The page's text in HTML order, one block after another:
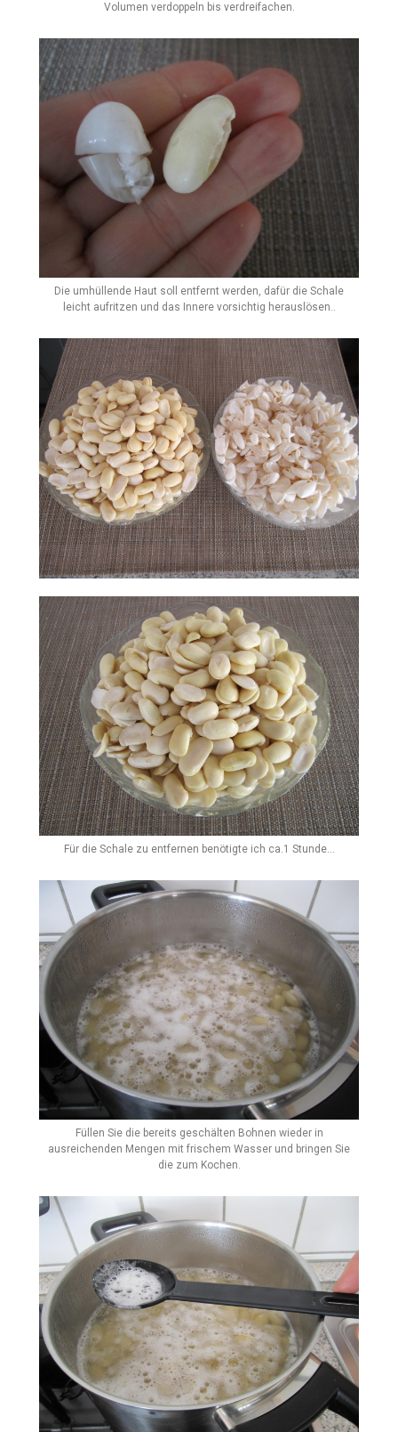
Volumen verdoppeln bis verdreifachen.
Die umhüllende Haut soll entfernt werden, dafür die Schale
leicht aufritzen und das Innere vorsichtig herauslösen..
Für die Schale zu entfernen benötigte ich ca.1 Stunde...
Füllen Sie die bereits geschälten Bohnen wieder in
ausreichenden Mengen mit frischem Wasser und bringen Sie
die zum Kochen.